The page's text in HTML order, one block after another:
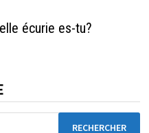
écurie es-tu?